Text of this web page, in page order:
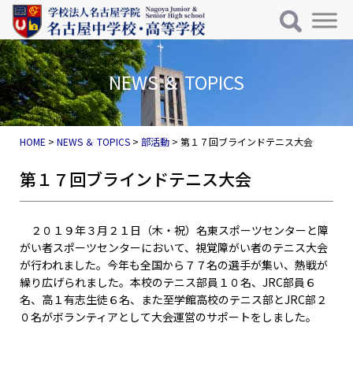
コンテンツへスキップ
メインナビゲーション
NEWS ＆ TOPICS
HOME >NEWS ＆ TOPICS >部活動 >第１７回ブラインドテニス大会
第１７回ブラインドテニス大会
２０１９年３月２１日（木・祝）名東スポーツセンターと障
がい者スポーツセンターにおいて、視覚障がい者のテニス大会
が行われました。今年も全国から７７名の選手が集い、熱戦が
繰り広げられました。本校のテニス部員１０名、JRC部員６
名、高１有志生徒６名、また至学館高校のテニス部とJRC部２
０名がボランティアとして大会運営のサポートをしました。